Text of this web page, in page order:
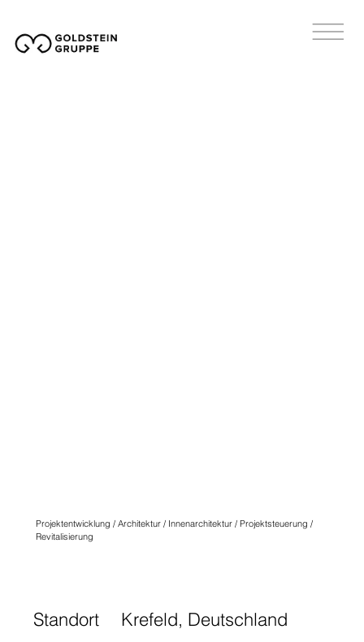
Standort
Krefeld, Deutschland
Projektentwicklung / Architektur / Innenarchitektur / Projektsteuerung /
Revitalisierung